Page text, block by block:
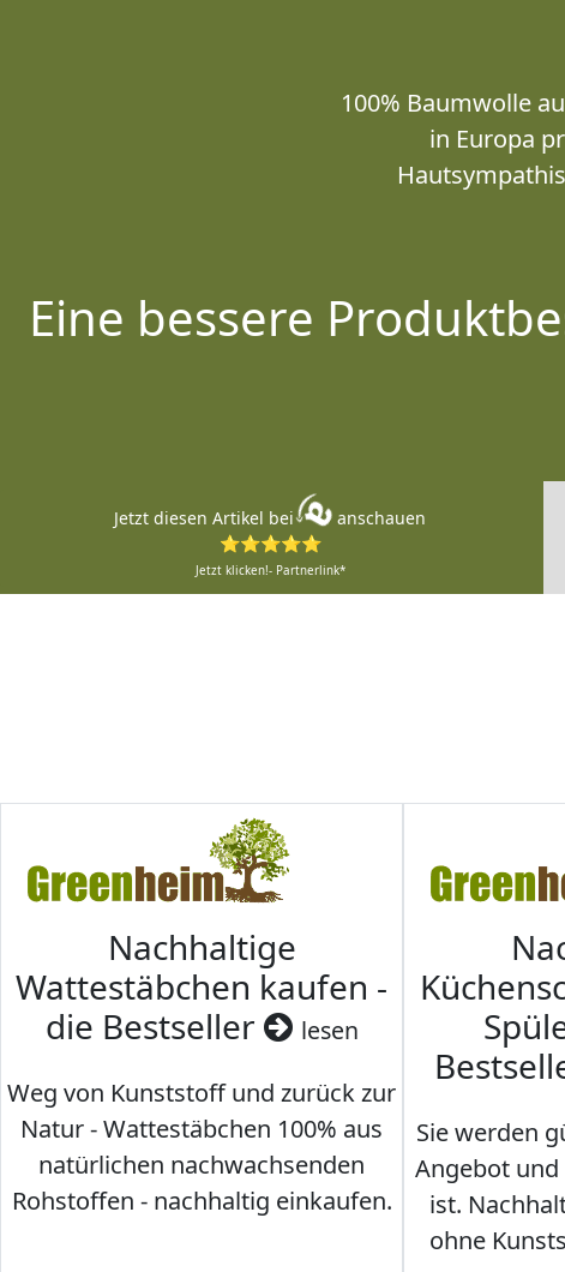
100% Baumwolle
in Europa
Eine bessere
Jetzt diesen Artikel bei
anschauen
⭐⭐⭐⭐⭐
Jetzt klicken!- Partnerlink*
Nachhaltige
Wattestäbchen kaufen -
die Bestseller
lesen
Weg von Kunststoff und zurück zur
Natur - Wattestäbchen 100% aus
natürlichen nachwachsenden
Rohstoffen - nachhaltig einkaufen.
Sie werden
Angebot
ist.
ohne